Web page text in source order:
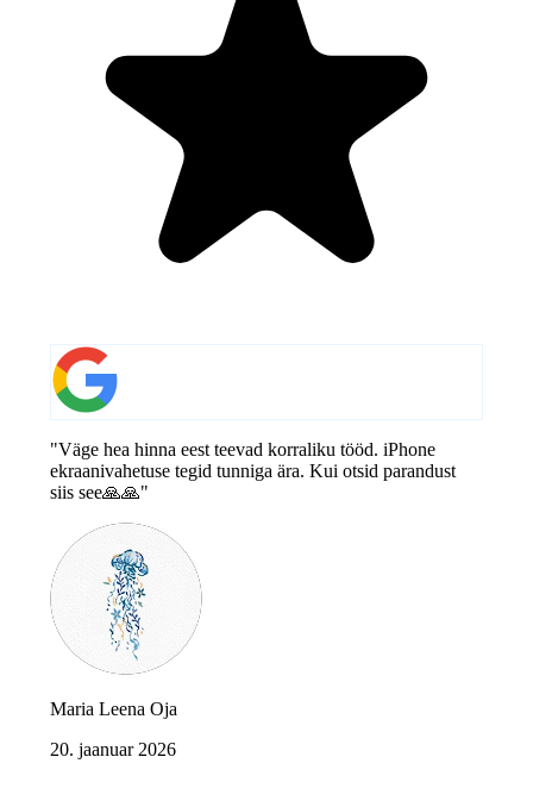
"Väge hea hinna eest teevad korraliku tööd. iPhone
ekraanivahetuse tegid tunniga ära. Kui otsid parandust
siis see🙏🙏"
Maria Leena Oja
20. jaanuar 2026